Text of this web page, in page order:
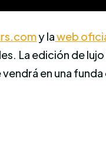
y laweb
La edición de
en una